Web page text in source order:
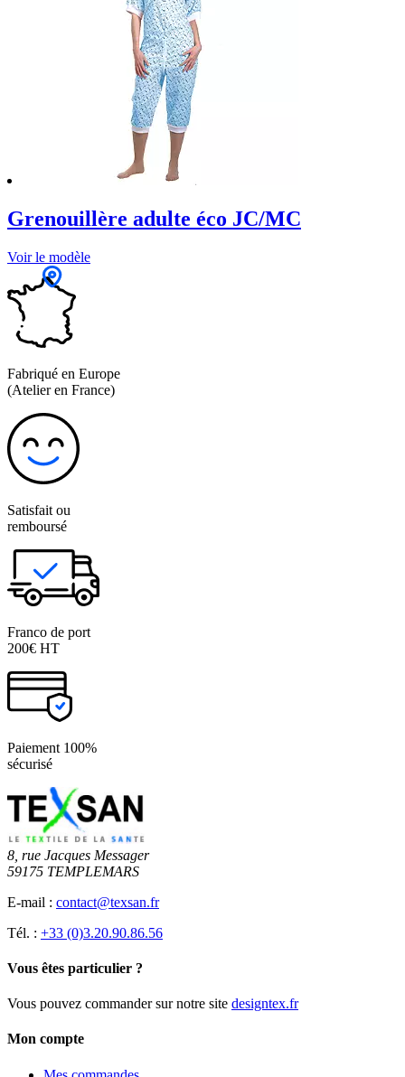
Grenouillère adulte éco JC/MC
Voir le modèle
Fabriqué en Europe
(Atelier en France)
Satisfait ou
remboursé
Franco de port
200€ HT
Paiement 100%
sécurisé
8, rue Jacques Messager
59175 TEMPLEMARS
E-mail : contact@texsan.fr
Tél. : +33 (0)3.20.90.86.56
Vous êtes particulier ?
Vous pouvez commander sur notre site designtex.fr
Mon compte